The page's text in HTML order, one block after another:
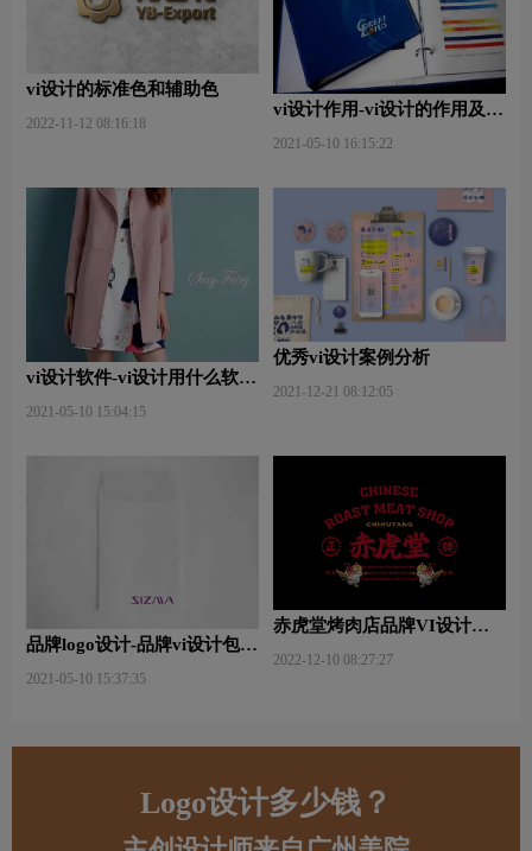
vi设计的标准色和辅助色
2022-11-12 08:16:18
vi设计作用-vi设计的作用及意
2021-05-10 16:15:22
vi设计软件-vi设计用什么软件
2021-05-10 15:04:15
优秀vi设计案例分析
2021-12-21 08:12:05
品牌logo设计-品牌vi设计包括
2021-05-10 15:37:35
赤虎堂烤肉店品牌VI设计赏
2022-12-10 08:27:27
Logo设计多少钱？